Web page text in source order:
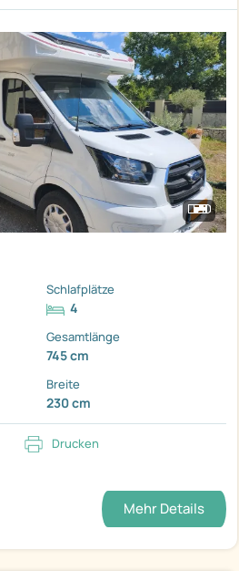
Schlafplätze
4
Gesamtlänge
745 cm
Breite
230 cm
Drucken
Mehr Details